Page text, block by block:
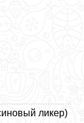
ликер)